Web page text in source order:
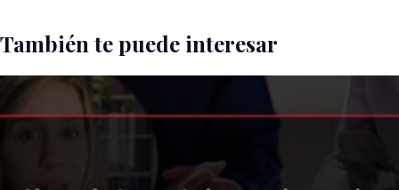
También te puede interesar